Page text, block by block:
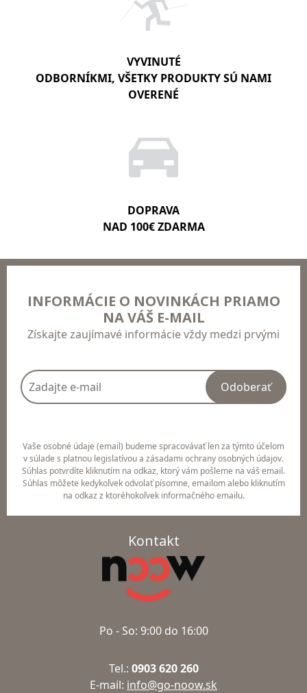
VYVINUTÉ
ODBORNÍKMI, VŠETKY PRODUKTY SÚ NAMI
OVERENÉ
DOPRAVA
NAD 100€ ZDARMA
INFORMÁCIE O NOVINKÁCH PRIAMO
NA VÁŠ E-MAIL
Získajte zaujímavé informácie vždy medzi prvými
Odoberať
Vaše osobné údaje (email) budeme spracovávať len za týmto účelom
v súlade s platnou legislatívou a zásadami ochrany osobných údajov.
Súhlas potvrdíte kliknutím na odkaz, ktorý vám pošleme na váš email.
Súhlas môžete kedykoľvek odvolať písomne, emailom alebo kliknutím
na odkaz z ktoréhokoľvek informačného emailu.
Kontakt
Po - So: 9:00 do 16:00
Tel.: 0903 620 260
E-mail: info@go-noow.sk